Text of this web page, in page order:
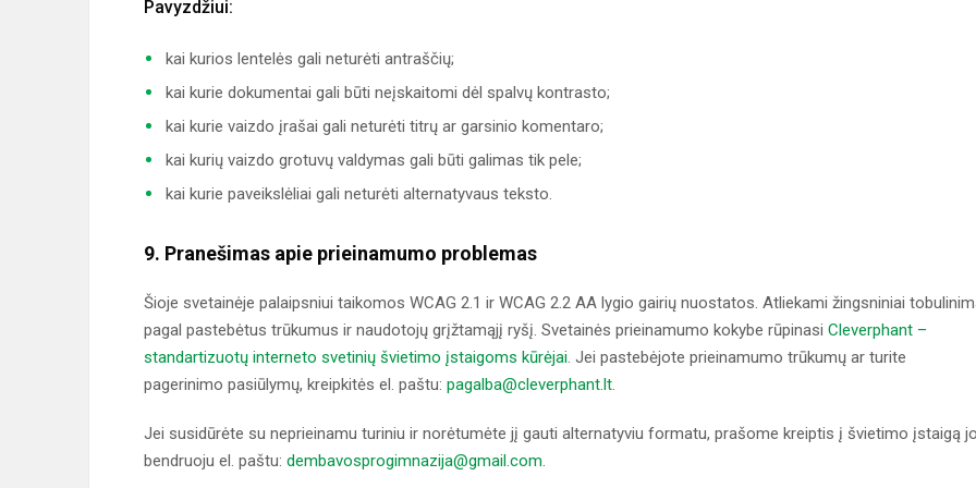
Pavyzdžiui:
kai kurios lentelės gali neturėti antraščių;
kai kurie dokumentai gali būti neįskaitomi dėl spalvų kontrasto;
kai kurie vaizdo įrašai gali neturėti titrų ar garsinio komentaro;
kai kurių vaizdo grotuvų valdymas gali būti galimas tik pele;
kai kurie paveikslėliai gali neturėti alternatyvaus teksto.
9. Pranešimas apie prieinamumo problemas
Šioje svetainėje palaipsniui taikomos WCAG 2.1 ir WCAG 2.2 AA lygio gairių nuostatos. Atliekami žingsniniai
pagal pastebėtus trūkumus ir naudotojų grįžtamąjį ryšį. Svetainės prieinamumo kokybe rūpinasi Cleverphant –
standartizuotų interneto svetinių švietimo įstaigoms kūrėjai. Jei pastebėjote prieinamumo trūkumų ar turite
pagerinimo pasiūlymų, kreipkitės el. paštu: pagalba@cleverphant.lt.
Jei susidūrėte su neprieinamu turiniu ir norėtumėte jį gauti alternatyviu formatu, prašome kreiptis į švietimo įstaigą
bendruoju el. paštu: dembavosprogimnazija@gmail.com.